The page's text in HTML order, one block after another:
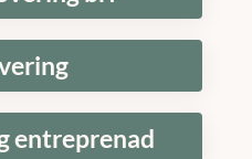
entreprenad